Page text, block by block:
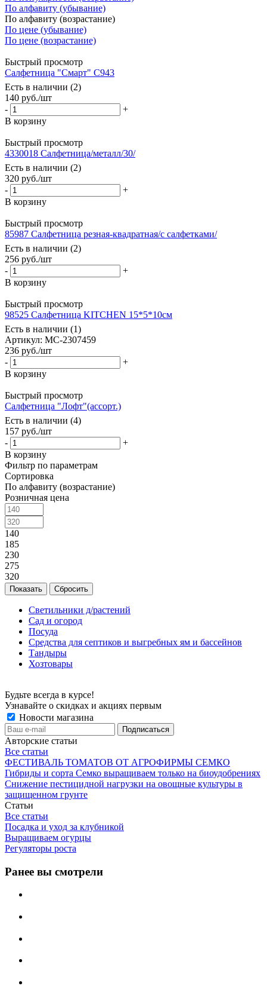
По алфавиту (убывание)
По алфавиту (возрастание)
По цене (убывание)
По цене (возрастание)
Быстрый просмотр
Салфетница "Смарт" С943
Есть в наличии (2)
140 руб./шт
-
+
В корзину
Быстрый просмотр
4330018 Салфетница/металл/30/
Есть в наличии (2)
320 руб./шт
-
+
В корзину
Быстрый просмотр
85987 Салфетница резная-квадратная/с салфетками/
Есть в наличии (2)
256 руб./шт
-
+
В корзину
Быстрый просмотр
98525 Салфетница KITCHEN 15*5*10см
Есть в наличии (1)
Артикул: МС-2307459
236 руб./шт
-
+
В корзину
Быстрый просмотр
Салфетница "Лофт"(ассорт.)
Есть в наличии (4)
157 руб./шт
-
+
В корзину
Фильтр по параметрам
Сортировка
По алфавиту (возрастание)
Розничная цена
140
185
230
275
320
Сбросить
Светильники д/растений
Сад и огород
Посуда
Средства для септиков и выгребных ям и бассейнов
Тандыры
Хозтовары
Будьте всегда в курсе!
Узнавайте о скидках и акциях первым
Новости магазина
Авторские статьи
Все статьи
ФЕСТИВАЛЬ ТОМАТОВ ОТ АГРОФИРМЫ СЕМКО
Гибриды и сорта Семко выращиваем только на биоудобрениях
Снижение пестицидной нагрузки на овощные культуры в
защищенном грунте
Статьи
Все статьи
Посадка и уход за клубникой
Выращиваем огурцы
Регуляторы роста
Ранее вы смотрели